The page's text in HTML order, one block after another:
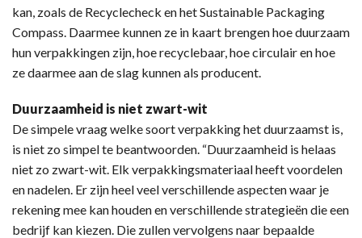
kan, zoals de Recyclecheck en het Sustainable Packaging
Compass. Daarmee kunnen ze in kaart brengen hoe duurzaam
hun verpakkingen zijn, hoe recyclebaar, hoe circulair en hoe
ze daarmee aan de slag kunnen als producent.
Duurzaamheid is niet zwart-wit
De simpele vraag welke soort verpakking het duurzaamst is,
is niet zo simpel te beantwoorden. “Duurzaamheid is helaas
niet zo zwart-wit. Elk verpakkingsmateriaal heeft voordelen
en nadelen. Er zijn heel veel verschillende aspecten waar je
rekening mee kan houden en verschillende strategieën die een
bedrijf kan kiezen. Die zullen vervolgens naar bepaalde